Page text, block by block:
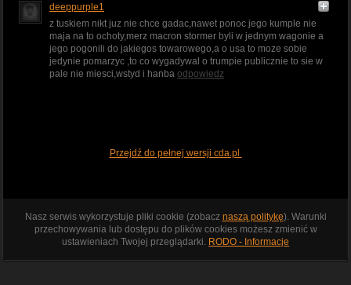
deeppurple1
z tuskiem nikt juz nie chce gadac,nawet ponoc jego kumple nie
maja na to ochoty,merz macron stormer byli w jednym wagonie a
jego pogonili do jakiegos towarowego,a o usa to moze sobie
jedynie pomarzyc ,to co wygadywal o trumpie publicznie to sie w
pale nie miesci,wstyd i hanba odpowiedz
Przejdź do pełnej wersji cda.pl
Nasz serwis wykorzystuje pliki cookie (zobacz naszą politykę). Warunki
przechowywania lub dostępu do plików cookies możesz zmienić w
ustawieniach Twojej przeglądarki. RODO - Informacje